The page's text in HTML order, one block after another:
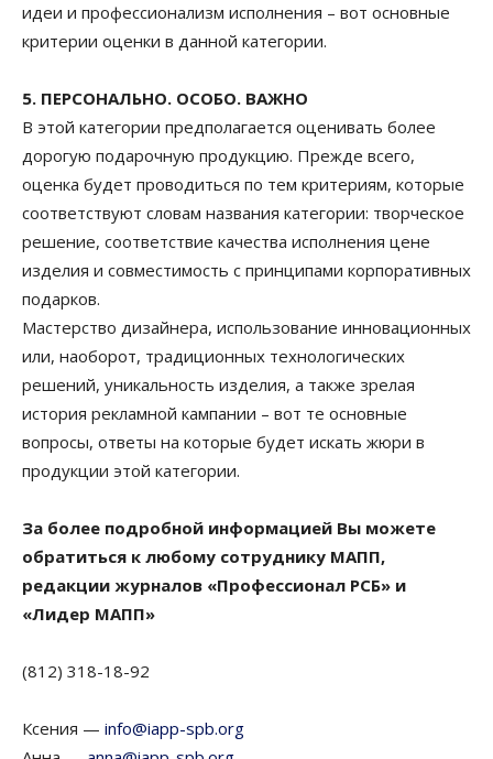
идеи и профессионализм исполнения – вот основные
критерии оценки в данной категории.
5. ПЕРСОНАЛЬНО. ОСОБО. ВАЖНО
В этой категории предполагается оценивать более
дорогую подарочную продукцию. Прежде всего,
оценка будет проводиться по тем критериям, которые
соответствуют словам названия категории: творческое
решение, соответствие качества исполнения цене
изделия и совместимость с принципами корпоративных
подарков.
Мастерство дизайнера, использование инновационных
или, наоборот, традиционных технологических
решений, уникальность изделия, а также зрелая
история рекламной кампании – вот те основные
вопросы, ответы на которые будет искать жюри в
продукции этой категории.
За более подробной информацией Вы можете
обратиться к любому сотруднику МАПП,
редакции журналов «Профессионал РСБ» и
«Лидер МАПП»
(812) 318-18-92
Ксения — info@iapp-spb.org